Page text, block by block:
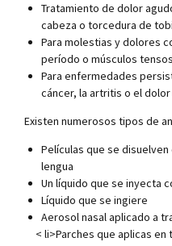
Tratamiento de dolor
cabeza o torcedura de
Para molestias y dolores
período o músculos tensos
Para enfermedades
cáncer, la artritis o el
Existen numerosos tipos de
Películas que se
lengua
Un líquido que se inyecta
Líquido que se ingiere
Aerosol nasal aplicado a
< li>Parches que aplicas en